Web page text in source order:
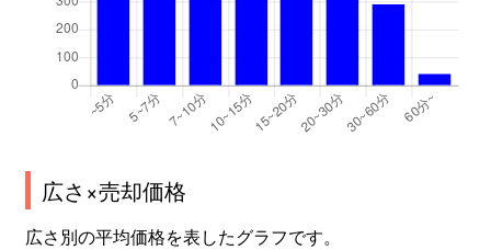
広さ×売却価格
広さ別の平均価格を表したグラフです。